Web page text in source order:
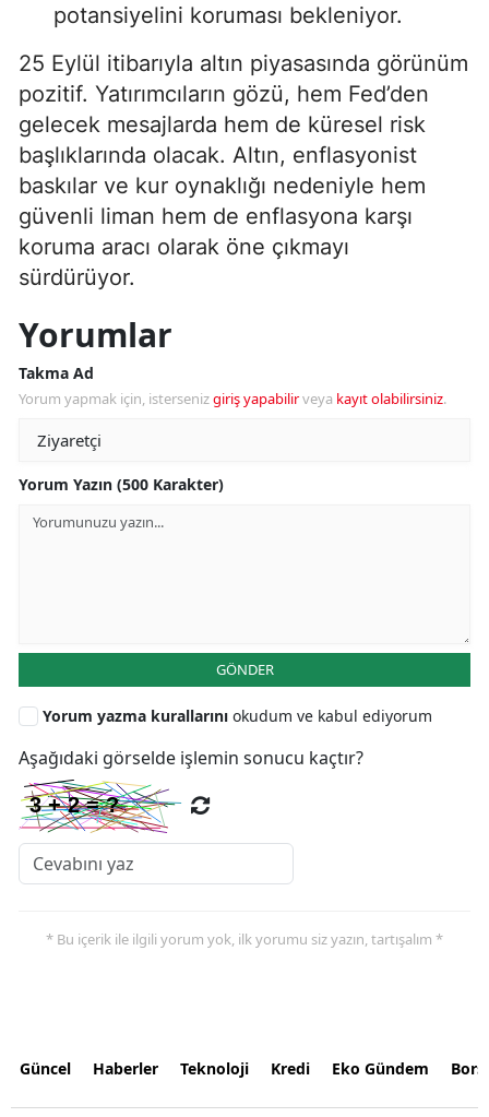
potansiyelini koruması bekleniyor.
25 Eylül itibarıyla altın piyasasında görünüm
pozitif. Yatırımcıların gözü, hem Fed’den
gelecek mesajlarda hem de küresel risk
başlıklarında olacak. Altın, enflasyonist
baskılar ve kur oynaklığı nedeniyle hem
güvenli liman hem de enflasyona karşı
koruma aracı olarak öne çıkmayı
sürdürüyor.
Yorumlar
Takma Ad
Yorum yapmak için, istersenizgiriş yapabilirveya kayıt olabilirsiniz.
Yorum Yazın (500 Karakter)
GÖNDER
Yorum yazma kurallarını okudum ve kabul ediyorum
Aşağıdaki görselde işlemin sonucu kaçtır?
* Bu içerik ile ilgili yorum yok, ilk yorumu siz yazın, tartışalım *
Güncel Haberler Teknoloji Kredi Eko Gündem